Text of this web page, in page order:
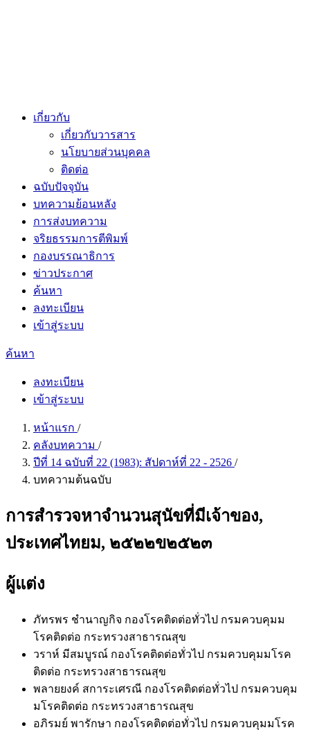
เกี่ยวกับ
เกี่ยวกับวารสาร
นโยบายส่วนบุคคล
ติดต่อ
ฉบับปัจจุบัน
บทความย้อนหลัง
การส่งบทความ
จริยธรรมการตีพิมพ์
กองบรรณาธิการ
ข่าวประกาศ
ค้นหา
ลงทะเบียน
เข้าสู่ระบบ
ค้นหา
ลงทะเบียน
เข้าสู่ระบบ
หน้าแรก /
คลังบทความ /
ปีที่ 14 ฉบับที่ 22 (1983): สัปดาห์ที่​ 22​ - 2526 /
บทความต้นฉบับ
การสำรวจหาจำนวนสุนัขที่มีเจ้าของ,
ประเทศไทยม, ๒๕๒๒ข๒๕๒๓
ผู้แต่ง
ภัทรพร ชำนาญกิจ กองโรคติดต่อทั่วไป กรมควบคุมม
โรคติดต่อ กระทรวงสาธารณสุข
วราห์ มีสมบูรณ์ กองโรคติดต่อทั่วไป กรมควบคุมมโรค
ติดต่อ กระทรวงสาธารณสุข
พลายยงค์ สการะเศรณี กองโรคติดต่อทั่วไป กรมควบคุม
มโรคติดต่อ กระทรวงสาธารณสุข
อภิรมย์ พารักษา กองโรคติดต่อทั่วไป กรมควบคุมมโรค